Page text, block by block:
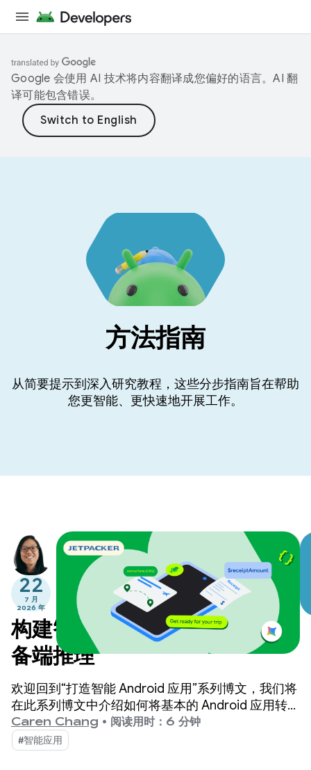
Google 会使用 AI 技术将内容翻译成您偏好的语言。AI 翻
译可能包含错误。
方法指南
从简要提示到深入研究教程，这些分步指南旨在帮助
您更智能、更快速地开展工作。
22
7 月
2026 年
构建智能 Android 应用：设
备端推理
欢迎回到“打造智能 Android 应用”系列博文，我们将
在此系列博文中介绍如何将基本的 Android 应用转变
为个性化、智能化和智能体化的体验。在之前的博文
中，我们介绍了 Jetpacker，这是我们将在本系列文
章中使用的演示版应用。
Caren Chang • 阅读用时：6 分钟
#智能应用